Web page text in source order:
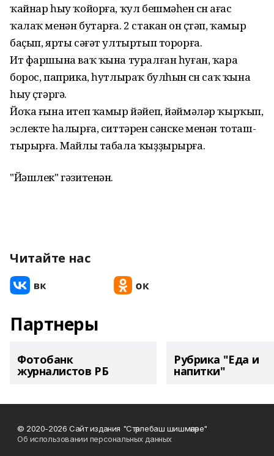
ҡайнар һыу ҡойорға, ҡул бешмәһен өсөн ағас
ҡалаҡ менән бутарға. 2 стакан он өҫтәп, ҡамыр
баҫып, ярты сәғәт ултыртып торорға.
Ит фаршына ваҡ ҡына туралған һуған, ҡара
борос, паприка, һутлыраҡ булһын өсөн саҡ ҡына
һыу өҫтәргә.
Йоҡа ғына итеп ҡамыр йәйеп, йәй­мәләр ҡырҡып,
эслекте һалырға, ситтәрен сәнске менән тоташ­
тырырға. Майлы табала ҡыҙҙырырға.
"Йәшлек" гәзитенән.
Читайте нас
Партнеры
Фотобанк
журналистов РБ
Рубрика "Еда и
напитки"
© 2020-2026 Сайт издания "Стәрлебаш шишмәләре"
Об использовании персональных данных